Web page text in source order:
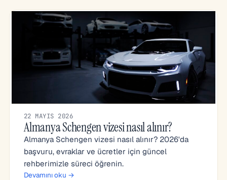
22 MAYIS 2026
Almanya Schengen vizesi nasıl alınır?
Almanya Schengen vizesi nasıl alınır? 2026'da
başvuru, evraklar ve ücretler için güncel
rehberimizle süreci öğrenin.
Devamını oku →